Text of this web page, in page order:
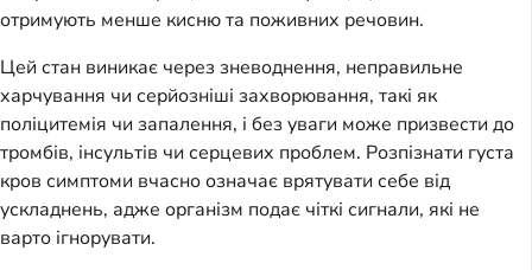
отримують менше кисню та поживних речовин.
Цей стан виникає через зневоднення, неправильне
харчування чи серйозніші захворювання, такі як
поліцитемія чи запалення, і без уваги може призвести до
тромбів, інсультів чи серцевих проблем. Розпізнати густа
кров симптоми вчасно означає врятувати себе від
ускладнень, адже організм подає чіткі сигнали, які не
варто ігнорувати.